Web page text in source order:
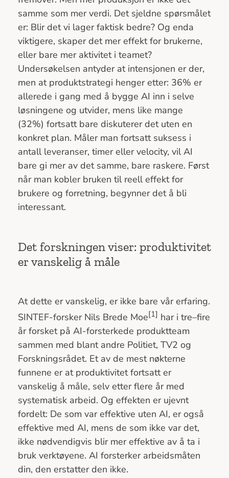
samme som mer verdi. Det sjeldne spørsmålet
er: Blir det vi lager faktisk bedre? Og enda
viktigere, skaper det mer effekt for brukerne,
eller bare mer aktivitet i teamet?
Undersøkelsen antyder at intensjonen er der,
men at produktstrategi henger etter: 36% er
allerede i gang med å bygge AI inn i selve
løsningene og utvider, mens like mange
(32%) fortsatt bare diskuterer det uten en
konkret plan. Måler man fortsatt suksess i
antall leveranser, timer eller velocity, vil AI
bare gi mer av det samme, bare raskere. Først
når man kobler bruken til reell effekt for
brukere og forretning, begynner det å bli
interessant.
Det forskningen viser: produktivitet
er vanskelig å måle
At dette er vanskelig, er ikke bare vår erfaring.
SINTEF-forsker Nils Brede Moe[1] har i tre–fire
år forsket på AI-forsterkede produktteam
sammen med blant andre Politiet, TV2 og
Forskningsrådet. Et av de mest nøkterne
funnene er at produktivitet fortsatt er
vanskelig å måle, selv etter flere år med
systematisk arbeid. Og effekten er ujevnt
fordelt: De som var effektive uten AI, er også
effektive med AI, mens de som ikke var det,
ikke nødvendigvis blir mer effektive av å ta i
bruk verktøyene. AI forsterker arbeidsmåten
din, den erstatter den ikke.